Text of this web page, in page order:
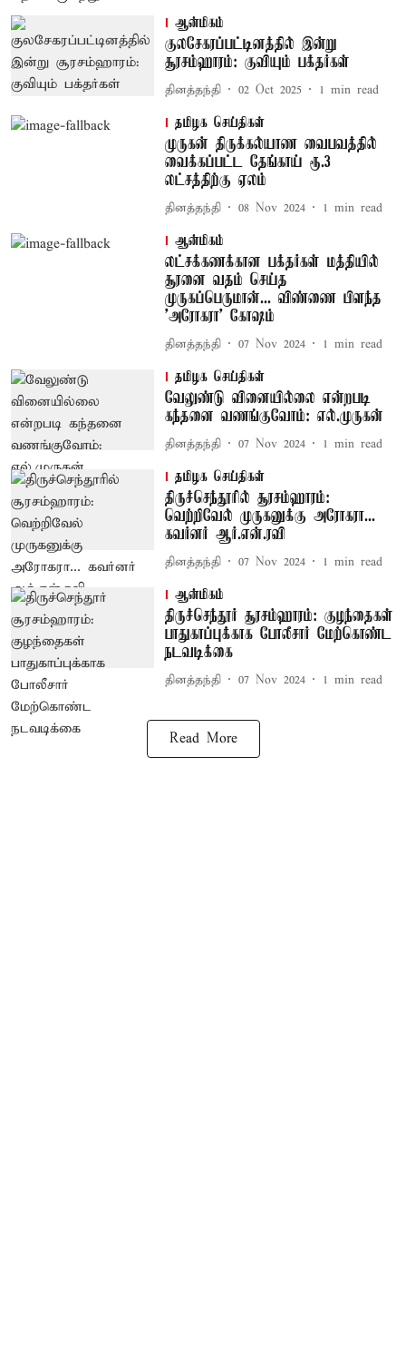
ஆன்மிகம்
குலசேகரப்பட்டினத்தில் இன்று
சூரசம்ஹாரம்: குவியும் பக்தர்கள்
தினத்தந்தி 02 Oct 2025 1 min read
தமிழக செய்திகள்
முருகன் திருக்கல்யாண வைபவத்தில்
வைக்கப்பட்ட தேங்காய் ரூ.3
லட்சத்திற்கு ஏலம்
தினத்தந்தி 08 Nov 2024 1 min read
ஆன்மிகம்
லட்சக்கணக்கான பக்தர்கள் மத்தியில்
சூரனை வதம் செய்த
முருகப்பெருமான்... விண்ணை பிளந்த
'அரோகரா' கோஷம்
தினத்தந்தி 07 Nov 2024 1 min read
தமிழக செய்திகள்
வேலுண்டு வினையில்லை என்றபடி
கந்தனை வணங்குவோம்: எல்.முருகன்
தினத்தந்தி 07 Nov 2024 1 min read
தமிழக செய்திகள்
திருச்செந்தூரில் சூரசம்ஹாரம்:
வெற்றிவேல் முருகனுக்கு அரோகரா...
கவர்னர் ஆர்.என்.ரவி
தினத்தந்தி 07 Nov 2024 1 min read
ஆன்மிகம்
திருச்செந்தூர் சூரசம்ஹாரம்: குழந்தைகள்
பாதுகாப்புக்காக போலீசார் மேற்கொண்ட
நடவடிக்கை
தினத்தந்தி 07 Nov 2024 1 min read
Read More